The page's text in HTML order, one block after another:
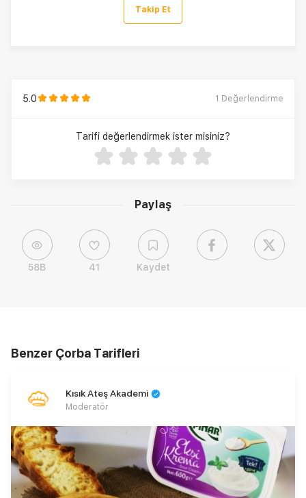
Paylaş
58B 41 Kaydet
Takip Et
5.0 1 Değerlendirme
Tarifi değerlendirmek ister misiniz?
Benzer Çorba Tarifleri
Kısık Ateş Akademi
Moderatör